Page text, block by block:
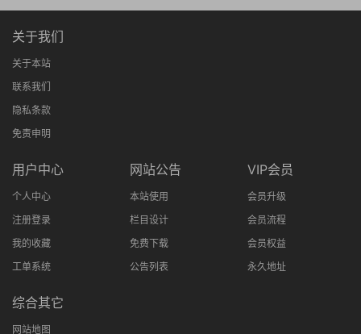
关于我们
关于本站
联系我们
隐私条款
免责申明
用户中心
个人中心
注册登录
我的收藏
工单系统
网站公告
本站使用
栏目设计
免费下载
公告列表
VIP会员
会员升级
会员流程
会员权益
永久地址
综合其它
网站地图